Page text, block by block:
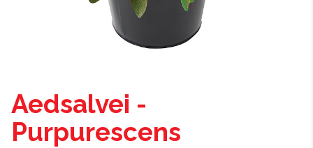
Aedsalvei -
Purpurescens